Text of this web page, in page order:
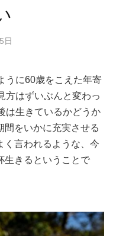
日
うに60歳をこえた年寄
方はずいぶんと変わっ
は生きているかどうか
間をいかに充実させる
く言われるような、今
生きるということで